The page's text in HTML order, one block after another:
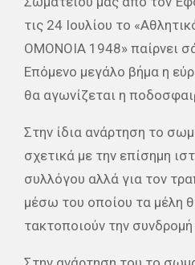
τις 24 Ιουλίου το
ΟΜΟΝΟΙΑ 1948» παίρνει
Επόμενο μεγάλο βήμα η
θα αγωνίζεται η
Στην ίδια ανάρτηση το
σχετικά με την επίσημη
συλλόγου αλλά για τον
μέσω του οποίου τα μέλη
τακτοποιούν την συνδρομή